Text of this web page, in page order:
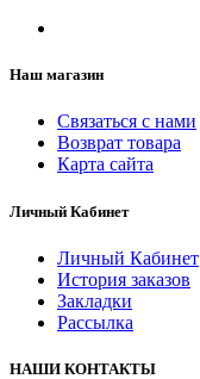
Наш магазин
Связаться с нами
Возврат товара
Карта сайта
Личный Кабинет
Личный Кабинет
История заказов
Закладки
Рассылка
НАШИ КОНТАКТЫ